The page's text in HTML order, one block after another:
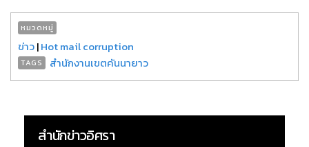
หมวดหมู่
ข่าว|Hot mail corruption
TAGS สำนักงานเขตคันนายาว
สำนักข่าวอิศรา